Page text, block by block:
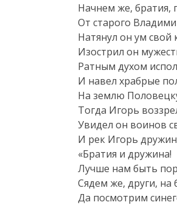
Начнем же, братия,
От старого
Натянул он ум свой
Изострил он
Ратным духом
И навел храбрые
На землю
Тогда Игорь
Увидел он воинов
И рек Игорь
«Братия и дружина!
Лучше нам быть
Сядем же, други, на
Да посмотрим